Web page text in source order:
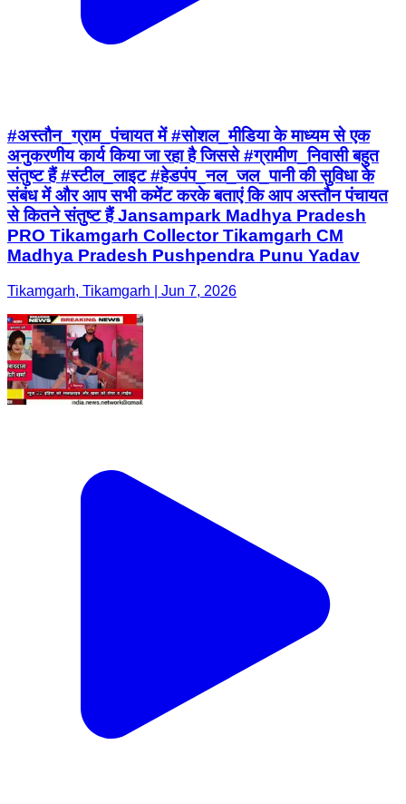
#अस्तौन_ग्राम_पंचायत में #सोशल_मीडिया के माध्यम से एक
अनुकरणीय कार्य किया जा रहा है जिससे #ग्रामीण_निवासी बहुत
संतुष्ट हैं #स्टील_लाइट #हेडपंप_नल_जल_पानी की सुविधा के
संबंध में और आप सभी कमेंट करके बताएं कि आप अस्तौन पंचायत
से कितने संतुष्ट हैं Jansampark Madhya Pradesh
PRO Tikamgarh Collector Tikamgarh CM
Madhya Pradesh Pushpendra Punu Yadav
Tikamgarh, Tikamgarh | Jun 7, 2026